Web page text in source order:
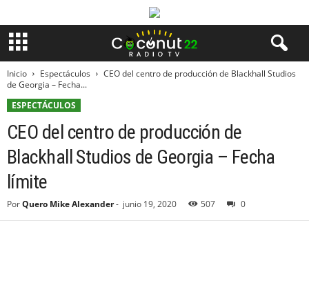
Inicio Espectáculos
CEO del centro de producción de Blackhall Studios
de Georgia – Fecha...
ESPECTÁCULOS
CEO del centro de producción de
Blackhall Studios de Georgia – Fecha
límite
PorQuero Mike Alexander- junio 19, 2020 507 0